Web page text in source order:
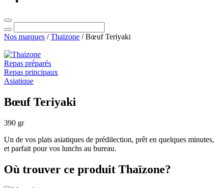
Nos marques /Thaïzone /Bœuf Teriyaki
Repas préparés
Repas principaux
Asiatique
Bœuf Teriyaki
390 gr
Un de vos plats asiatiques de prédilection, prêt en quelques minutes,
et parfait pour vos lunchs au bureau.
Où trouver ce produit Thaïzone?